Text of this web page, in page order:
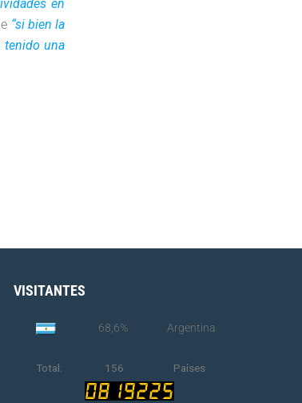
en
“si bien la
tenido una
VISITANTES
68,6% Argentina
Total: 156 Países